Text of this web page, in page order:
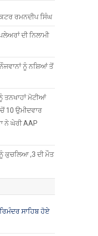
ਰਮਨਦੀਪ ਸਿੰਘ
ਦੀ ਨਿਲਾਮੀ
ਨੌਜਵਾਨਾਂ ਨੂੰ ਨਸ਼ਿਆਂ ਤੋਂ
ਤਨਖਾਹਾਂ ਮੋਟੀਆਂ
10 ਉਮੀਦਵਾਰ
ਨੇ ਘੇਰੀ AAP
ਕੁਚਲਿਆ ,3 ਦੀ ਮੌਤ
ਸਾਹਿਬ ਹੋਏ